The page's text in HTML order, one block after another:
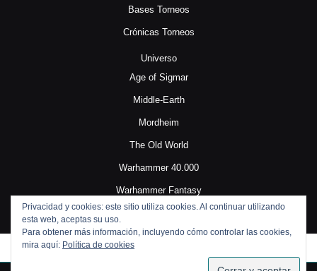
Bases Torneos
Crónicas Torneos
Universo
Age of Sigmar
Middle-Earth
Mordheim
The Old World
Warhammer 40.000
Warhammer Fantasy
SUSCRIBIRSE
Privacidad y cookies: este sitio utiliza cookies. Al continuar utilizando
esta web, aceptas su uso.
Para obtener más información, incluyendo cómo controlar las cookies,
mira aquí: Política de cookies